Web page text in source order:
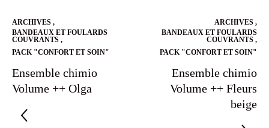
ARCHIVES ,
BANDEAUX ET FOULARDS
COUVRANTS ,
PACK "CONFORT ET SOIN"
Ensemble chimio
Volume ++ Olga
ARCHIVES ,
BANDEAUX ET FOULARDS
COUVRANTS ,
PACK "CONFORT ET SOIN"
Ensemble chimio
Volume ++ Fleurs
beige